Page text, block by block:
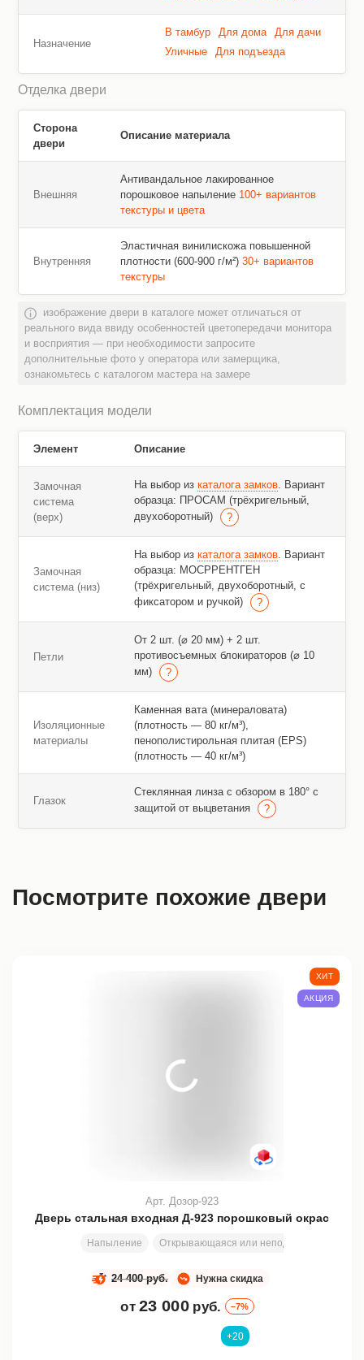
Назначение
В тамбур Для дома
Для дачи
Уличные
Для подъезда
Отделка двери
Сторона
двери
Описание материала
Внешняя
Антивандальное лакированное
порошковое напыление 100+ вариантов
текстуры и цвета
Внутренняя
Эластичная винилискожа повышенной
плотности (600-900 г/м²) 30+ вариантов
текстуры
изображение двери в каталоге может отличаться от
реального вида ввиду особенностей цветопередачи монитора
и восприятия — при необходимости запросите
дополнительные фото у оператора или замерщика,
ознакомьтесь с каталогом мастера на замере
Комплектация модели
Элемент Описание
Замочная
система
(верх)
На выбор из каталога замков. Вариант
образца: ПРОСАМ (трёхригельный,
двухоборотный)
Замочная
система (низ)
На выбор из каталога замков. Вариант
образца: МОСРРЕНТГЕН
(трёхригельный, двухоборотный, с
фиксатором и ручкой)
Петли
От 2 шт. (⌀ 20 мм) + 2 шт.
противосъемных блокираторов (⌀ 10
мм)
Изоляционные
материалы
Каменная вата (минераловата)
(плотность — 80 кг/м³),
пенополистирольная плитая (EPS)
(плотность — 40 кг/м³)
Глазок
Стеклянная линза с обзором в 180° с
защитой от выцветания
Посмотрите похожие двери
Дверь стальная входная Д-923 порошковый окрас
Напыление Открывающаяся или неподвижная вставка
Арт. Дозор-923
Нужна скидка
24 400 руб.
от 23 000 руб. –7%
ХИТ
АКЦИЯ
+20